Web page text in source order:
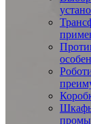
Шкафы